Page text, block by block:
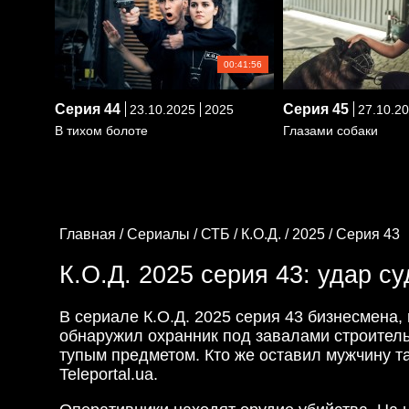
00:41:56
Серия 44 23.10.2025
2025
В тихом болоте
Серия 45
Глазами собаки
Главная /Сериалы /СТБ / К.О.Д. / 2025 /Серия 43
К.О.Д. 2025 серия 43: удар
В сериале К.О.Д. 2025 серия 43
обнаружил охранник под завалами
тупым предметом. Кто же оставил мужчину
Teleportal.ua.